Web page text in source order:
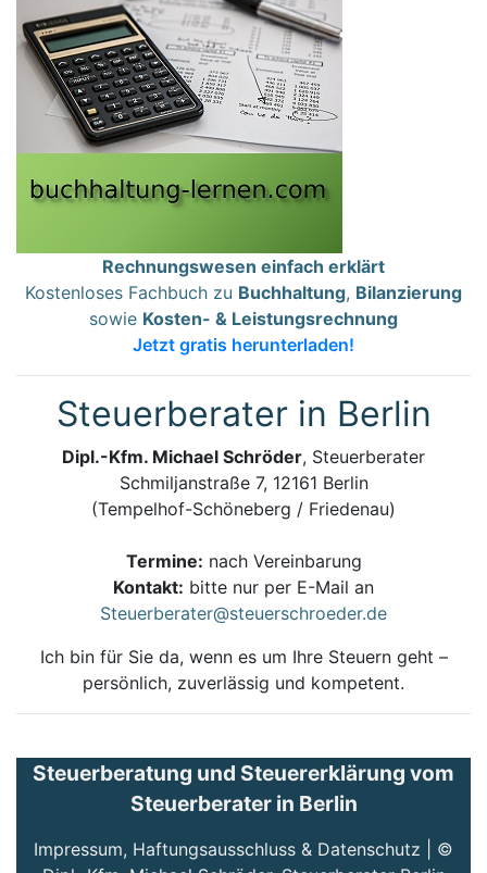
Rechnungswesen einfach erklärt
Kostenloses Fachbuch zu Buchhaltung, Bilanzierung
sowie Kosten- & Leistungsrechnung
Jetzt gratis herunterladen!
Steuerberater in Berlin
Dipl.-Kfm. Michael Schröder, Steuerberater
Schmiljanstraße 7, 12161 Berlin
(Tempelhof-Schöneberg / Friedenau)
Termine: nach Vereinbarung
Kontakt: bitte nur per E-Mail an
Steuerberater@steuerschroeder.de
Ich bin für Sie da, wenn es um Ihre Steuern geht –
persönlich, zuverlässig und kompetent.
Steuerberatung und Steuererklärung vom
Steuerberater in Berlin
Impressum, Haftungsausschluss & Datenschutz | ©